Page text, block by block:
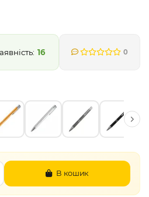
16 0
В кошик